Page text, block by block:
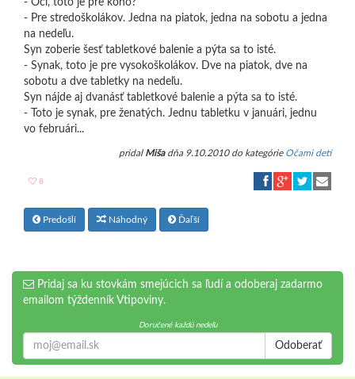
- Oci, toto je pre koho?
- Pre stredoškolákov. Jedna na piatok, jedna na sobotu a jedna
na nedeľu.
Syn zoberie šesť tabletkové balenie a pýta sa to isté.
- Synak, toto je pre vysokoškolákov. Dve na piatok, dve na
sobotu a dve tabletky na nedeľu.
Syn nájde aj dvanásť tabletkové balenie a pýta sa to isté.
- Toto je synak, pre ženatých. Jednu tabletku v januári, jednu
vo februári...
pridal Mišadňa 9.10.2010 do kategórie Očami detí
8
Predošlí Náhodný Ďaľší
Pridaj sa ku stovkám smejúcich sa ľudí a odoberaj zadarmo
emailom týždenník Vtipoviny.
Doručené každú nedeľu
Odoberať